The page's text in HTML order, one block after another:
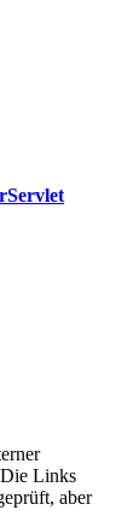
Links
aber